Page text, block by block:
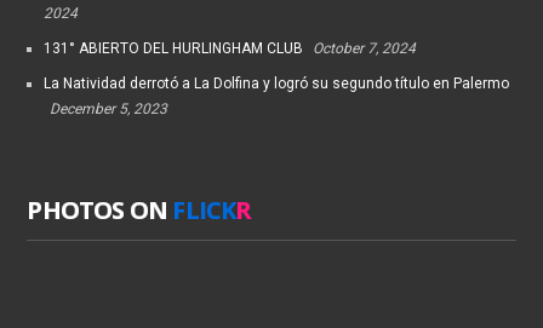
2024
131° ABIERTO DEL HURLINGHAM CLUB October 7, 2024
La Natividad derrotó a La Dolfina y logró su segundo título en Palermo
December 5, 2023
PHOTOS ON FLICKR